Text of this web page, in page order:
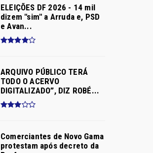
ELEIÇÕES DF 2026 - 14 mil
dizem "sim" a Arruda e, PSD
e Avan...
ARQUIVO PÚBLICO TERÁ
TODO O ACERVO
DIGITALIZADO”, DIZ ROBÉ...
Comerciantes de Novo Gama
protestam após decreto da